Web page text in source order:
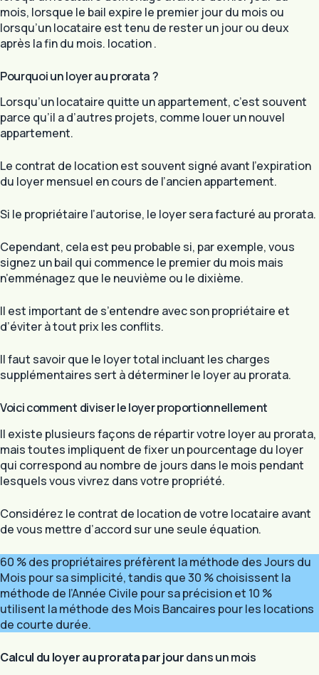
mois, lorsque le bail expire le premier jour du mois ou
lorsqu’un locataire est tenu de rester un jour ou deux
après la fin du mois. location .
Pourquoi un loyer au prorata ?
Lorsqu’un locataire quitte un appartement, c’est souvent
parce qu’il a d’autres projets, comme louer un nouvel
appartement.
Le contrat de location est souvent signé avant l’expiration
du loyer mensuel en cours de l’ancien appartement.
Si le propriétaire l’autorise, le loyer sera facturé au prorata.
Cependant, cela est peu probable si, par exemple, vous
signez un bail qui commence le premier du mois mais
n’emménagez que le neuvième ou le dixième.
Il est important de s’entendre avec son propriétaire et
d’éviter à tout prix les conflits.
Il faut savoir que le loyer total incluant les charges
supplémentaires sert à déterminer le loyer au prorata.
Voici comment diviser le loyer proportionnellement
Il existe plusieurs façons de répartir votre loyer au prorata,
mais toutes impliquent de fixer un pourcentage du loyer
qui correspond au nombre de jours dans le mois pendant
lesquels vous vivrez dans votre propriété.
Considérez le contrat de location de votre locataire avant
de vous mettre d’accord sur une seule équation.
60 % des propriétaires préfèrent la méthode des Jours du
Mois pour sa simplicité, tandis que 30 % choisissent la
méthode de l’Année Civile pour sa précision et 10 %
utilisent la méthode des Mois Bancaires pour les locations
de courte durée.
Calcul du loyer au prorata par jourdans un mois